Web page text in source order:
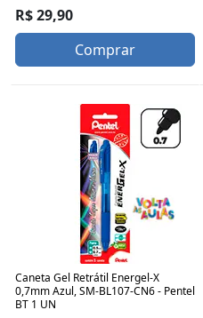
R$ 29,90
Comprar
Caneta Gel Retrátil Energel-X
0,7mm Azul, SM-BL107-CN6 - Pentel
BT 1 UN